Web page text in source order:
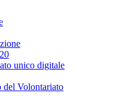
unico digitale
del Volontariato